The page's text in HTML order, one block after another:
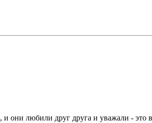
они любили друг друга и уважали - это